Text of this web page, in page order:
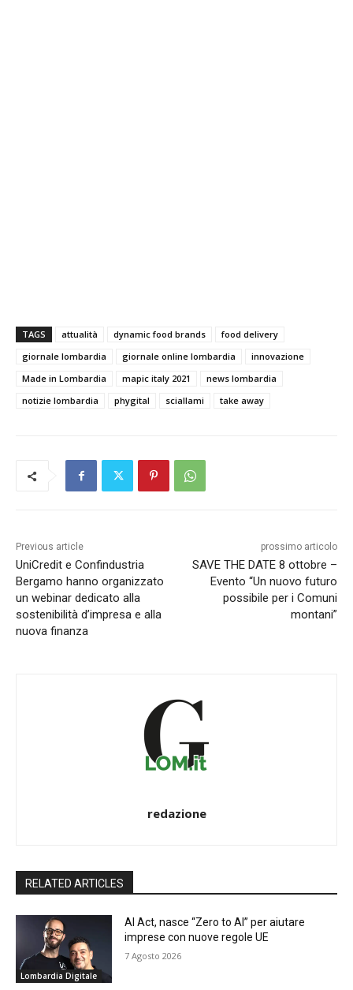
TAGS attualità dynamic food brands
food delivery
giornale lombardia
giornale online lombardia
innovazione
Made in Lombardia
mapic italy 2021
news lombardia
notizie lombardia
phygital sciallami take away
Previous article
UniCredit e Confindustria
Bergamo hanno organizzato
un webinar dedicato alla
sostenibilità d’impresa e alla
nuova finanza
prossimo articolo
SAVE THE DATE 8 ottobre –
Evento “Un nuovo futuro
possibile per i Comuni
montani”
redazione
RELATED ARTICLES
Lombardia Digitale
AI Act, nasce “Zero to AI” per aiutare
imprese con nuove regole UE
7 Agosto 2026